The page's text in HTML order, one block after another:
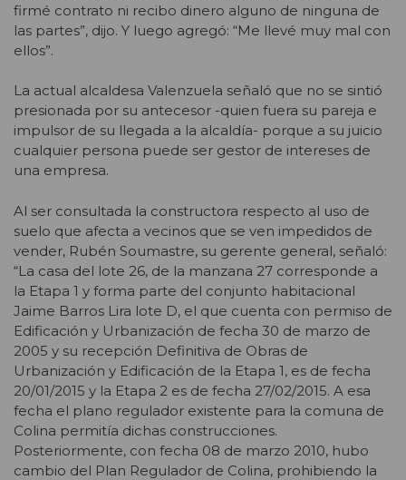
firmé contrato ni recibo dinero alguno de ninguna de
las partes”, dijo. Y luego agregó: “Me llevé muy mal con
ellos”.
La actual alcaldesa Valenzuela señaló que no se sintió
presionada por su antecesor -quien fuera su pareja e
impulsor de su llegada a la alcaldía- porque a su juicio
cualquier persona puede ser gestor de intereses de
una empresa.
Al ser consultada la constructora respecto al uso de
suelo que afecta a vecinos que se ven impedidos de
vender, Rubén Soumastre, su gerente general, señaló:
“La casa del lote 26, de la manzana 27 corresponde a
la Etapa 1 y forma parte del conjunto habitacional
Jaime Barros Lira lote D, el que cuenta con permiso de
Edificación y Urbanización de fecha 30 de marzo de
2005 y su recepción Definitiva de Obras de
Urbanización y Edificación de la Etapa 1, es de fecha
20/01/2015 y la Etapa 2 es de fecha 27/02/2015. A esa
fecha el plano regulador existente para la comuna de
Colina permitía dichas construcciones.
Posteriormente, con fecha 08 de marzo 2010, hubo
cambio del Plan Regulador de Colina, prohibiendo la